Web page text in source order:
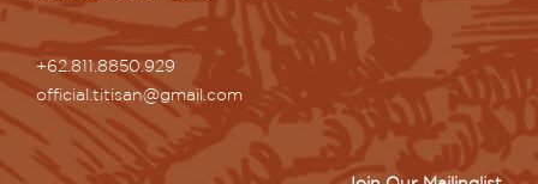
+62.811.8850.929
official.titisan@gmail.com